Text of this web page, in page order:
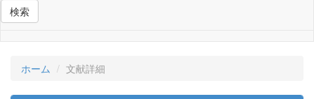
検索
ホーム 文献詳細